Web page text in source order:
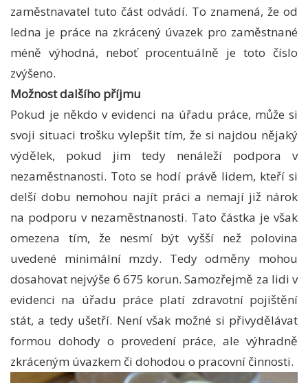
zaměstnavatel tuto část odvádí. To znamená, že od
ledna je práce na zkrácený úvazek pro zaměstnané
méně výhodná, neboť procentuálně je toto číslo
zvýšeno.
Možnost dalšího příjmu
Pokud je někdo v evidenci na úřadu práce, může si
svoji situaci trošku vylepšit tím, že si najdou nějaký
výdělek, pokud jim tedy nenáleží podpora v
nezaměstnanosti. Toto se hodí právě lidem, kteří si
delší dobu nemohou najít práci a nemají již nárok
na podporu v nezaměstnanosti. Tato částka je však
omezena tím, že nesmí být vyšší než polovina
uvedené minimální mzdy. Tedy odměny mohou
dosahovat nejvýše 6 675 korun. Samozřejmě za lidi v
evidenci na úřadu práce platí zdravotní pojištění
stát, a tedy ušetří. Není však možné si přivydělávat
formou dohody o provedení práce, ale výhradně
zkráceným úvazkem či dohodou o pracovní činnosti.